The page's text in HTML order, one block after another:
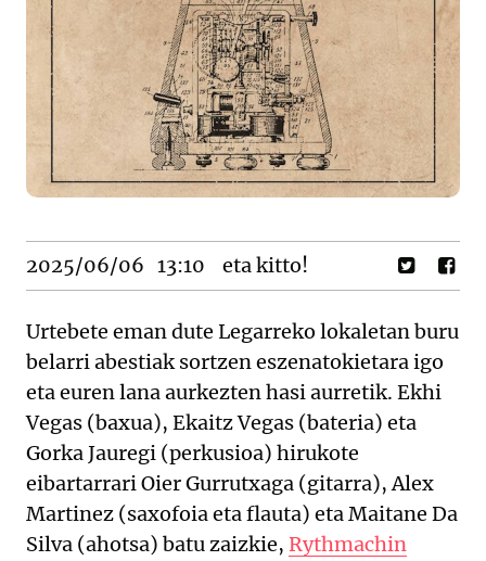
2025/06/06 13:10 eta kitto!
Urtebete eman dute Legarreko lokaletan buru
belarri abestiak sortzen eszenatokietara igo
eta euren lana aurkezten hasi aurretik. Ekhi
Vegas (baxua), Ekaitz Vegas (bateria) eta
Gorka Jauregi (perkusioa) hirukote
eibartarrari Oier Gurrutxaga (gitarra), Alex
Martinez (saxofoia eta flauta) eta Maitane Da
Silva (ahotsa) batu zaizkie, Rythmachin